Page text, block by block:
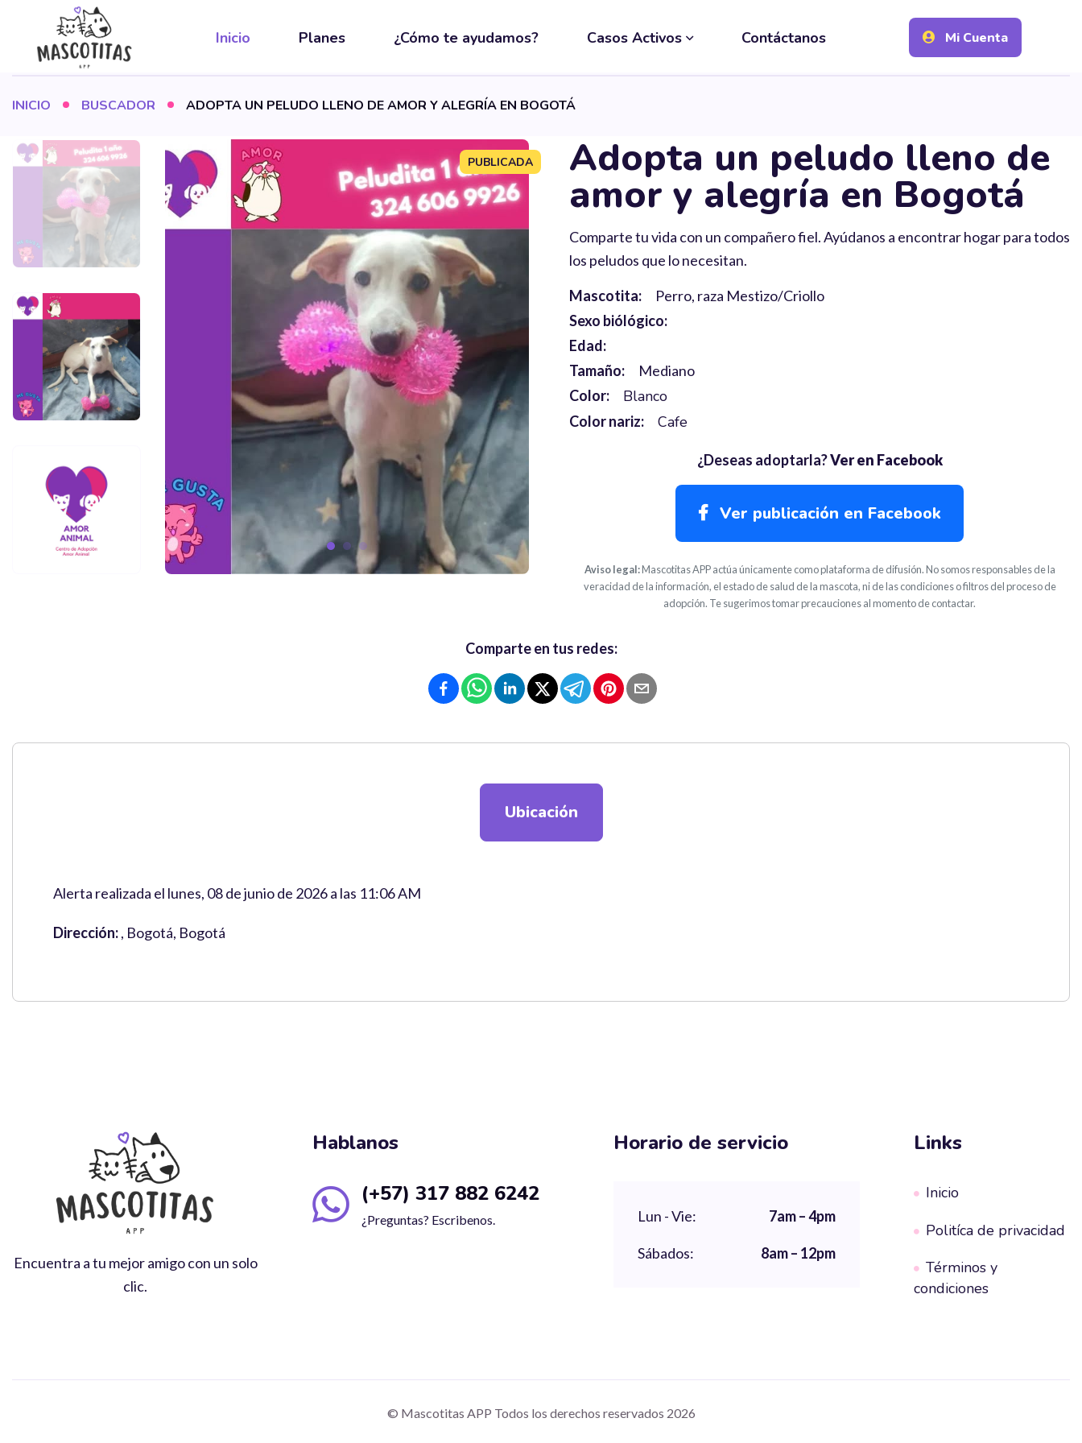
Inicio Planes ¿Cómo te ayudamos? Casos Activos Contáctanos Mi Cuenta
INICIO BUSCADOR ADOPTA UN PELUDO LLENO DE AMOR Y ALEGRÍA EN BOGOTÁ
PUBLICADA Adopta un peludo lleno de
amor y alegría en Bogotá
Comparte tu vida con un compañero fiel. Ayúdanos a encontrar hogar para todos
los peludos que lo necesitan.
Mascotita:
Perro, raza Mestizo/Criollo
Sexo biólógico:
Edad:
Tamaño:
Mediano
Color:
Blanco
Color nariz: Cafe
¿Deseas adoptarla?Ver en Facebook
Ver publicación en Facebook
Aviso legal:Mascotitas APP actúa únicamente como plataforma de difusión. No somos responsables de la
veracidad de la información, el estado de salud de la mascota, ni de las condiciones o filtros del proceso de
adopción. Te sugerimos tomar precauciones al momento de contactar.
Comparte en tus redes:
Ubicación
Alerta realizada el lunes, 08 de junio de 2026 a las 11:06 AM
Dirección:, Bogotá, Bogotá
Encuentra a tu mejor amigo con un solo
clic.
Hablanos
(+57) 317 882 6242
¿Preguntas? Escribenos.
Horario de servicio
Lun - Vie: 7am – 4pm
Sábados: 8am – 12pm
Links
Inicio
Politíca de privacidad
Términos y
condiciones
© Mascotitas APP Todos los derechos reservados 2026